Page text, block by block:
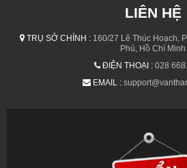
LIÊN HỆ
TRỤ SỞ CHÍNH :160/27 Lê Thúc Hoạch,
Phú, Hồ Chí Minh
ĐIỆN THOẠI : 028
EMAIL :